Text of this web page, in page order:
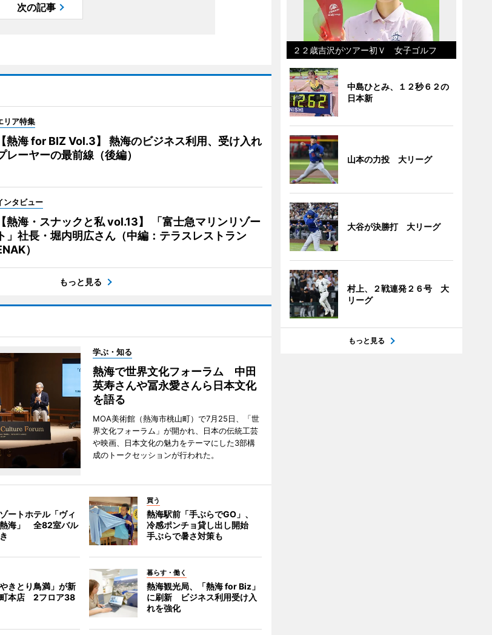
次の記事
リア特集
【熱海 for BIZ Vol.3】 熱海のビジネス利用、受け入れ
レーヤーの最前線（後編）
ンタビュー
【熱海・スナックと私 vol.13】 「富士急マリンリゾー
ト」社長・堀内明広さん（中編：テラスレストラン
）
もっと見る
学ぶ・知る
熱海で世界文化フォーラム 中田
英寿さんや冨永愛さんら日本文化
を語る
MOA美術館（熱海市桃山町）で7月25日、「世
界文化フォーラム」が開かれ、日本の伝統工芸
や映画、日本文化の魅力をテーマにした3部構
成のトークセッションが行われた。
ートホテル「ヴィ
海」 全82室バル
買う
熱海駅前「手ぶらでGO」、
冷感ポンチョ貸し出し開始
手ぶらで暑さ対策も
きとり鳥満」が新
町本店 2フロア38
暮らす・働く
熱海観光局、「熱海 for Biz」
に刷新 ビジネス利用受け入
れを強化
２２歳吉沢がツアー初Ｖ 女子ゴルフ
中島ひとみ、１２秒６２の
日本新
山本の力投 大リーグ
大谷が決勝打 大リーグ
村上、２戦連発２６号 大
リーグ
もっと見る